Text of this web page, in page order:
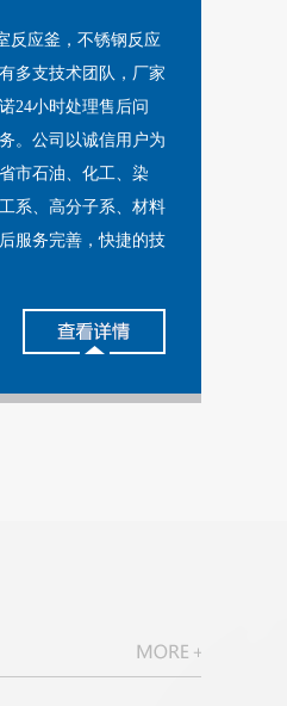
应釜，不锈钢反应
多支技术团队，厂家
24小时处理售后问
。公司以诚信用户为
市石油、化工、染
系、高分子系、材料
服务完善，快捷的技